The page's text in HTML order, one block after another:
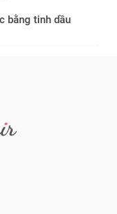
bằng tinh dầu